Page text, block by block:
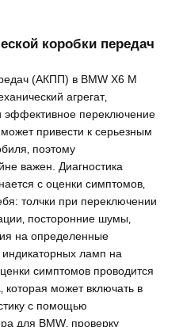
коробки передач
(АКПП) в BMW X6 M
агрегат‚
переключение
привести к серьезным
поэтому
важен. Диагностика
с оценки симптомов‚
толчки при переключении
посторонние шумы‚
на определенные
индикаторных ламп на
симптомов проводится
которая может включать в
с помощью
для BMW‚ проверку